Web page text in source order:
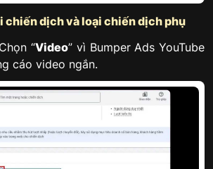
chiến dịch và loại chiến dịch phụ
Chọn “Video” vì Bumper Ads YouTube
cáo video ngắn.